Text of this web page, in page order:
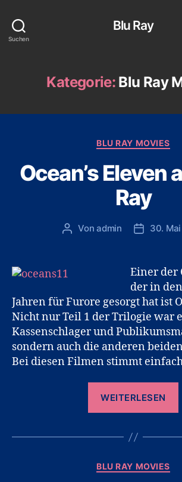
Suchen
Blu Ray
Kategorie: Blu Ray
Kategorien
BLU RAY MOVIES
Ocean’s Eleven
Ray
Beitragsautor
Vonadmin 30.
Einer der
der in
Jahren für Furore gesorgt hat ist
Nicht nur Teil 1 der Trilogie war
Kassenschlager und
sondern auch die anderen
Bei diesen Filmen stimmt
WEITERLESEN
Kategorien
BLU RAY MOVIES